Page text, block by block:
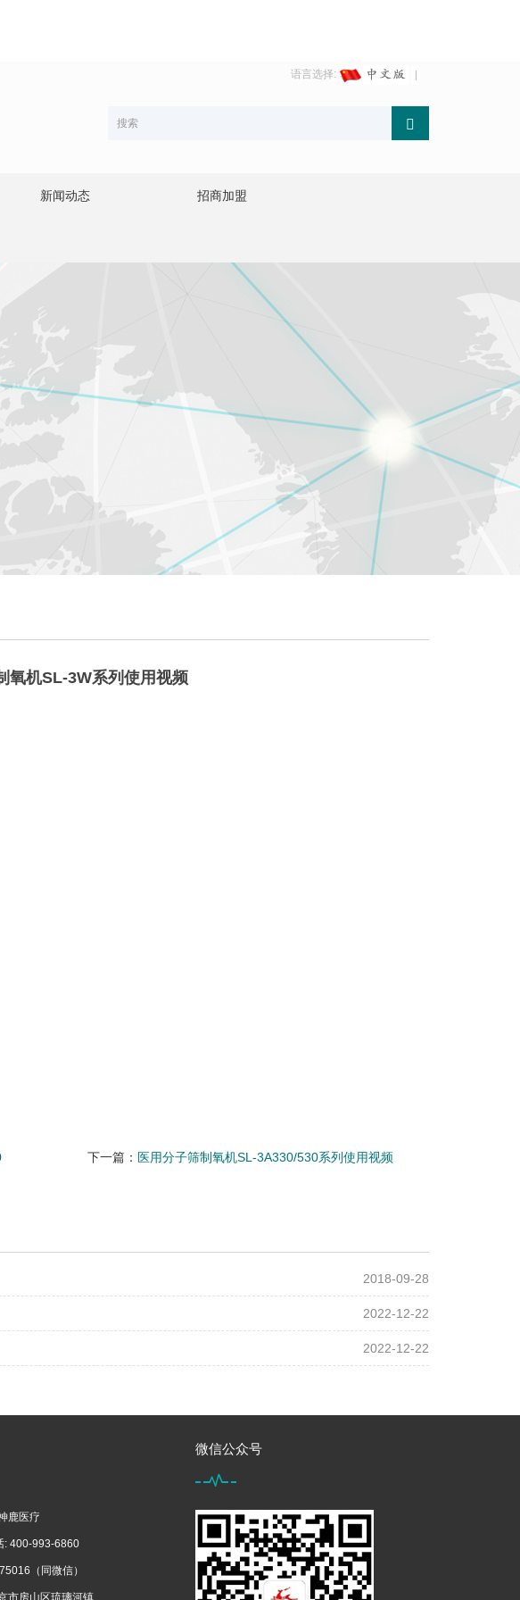
语言选择:
新闻动态 招商加盟
氧机SL-3W系列使用视频
下一篇： 医用分子筛制氧机SL-3A330/530系列使用视频
2018-09-28
2022-12-22
2022-12-22
鹿医疗
: 400-993-6860
（同微信）
市房山区琉璃河镇
微信公众号